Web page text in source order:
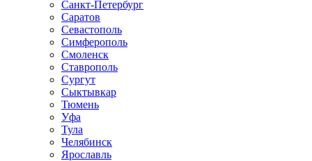
Санкт-Петербург
Саратов
Севастополь
Симферополь
Смоленск
Ставрополь
Сургут
Сыктывкар
Тюмень
Уфа
Тула
Челябинск
Ярославль